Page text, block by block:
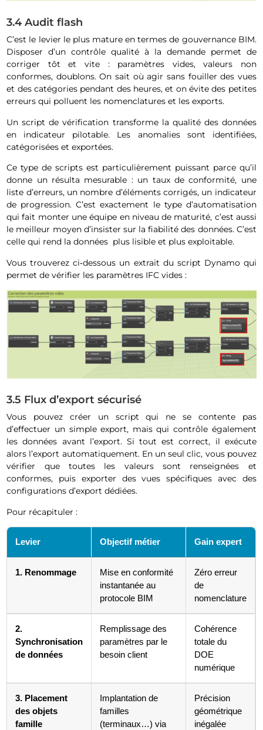
3.4 Audit flash
C’est le levier le plus mature en termes de gouvernance BIM.
Disposer d’un contrôle qualité à la demande permet de
corriger tôt et vite : paramètres vides, valeurs non
conformes, doublons. On sait où agir sans fouiller des vues
et des catégories pendant des heures, et on évite des petites
erreurs qui polluent les nomenclatures et les exports.
Un script de vérification transforme la qualité des données
en indicateur pilotable. Les anomalies sont identifiées,
catégorisées et exportées.
Ce type de scripts est particulièrement puissant parce qu’il
donne un résulta mesurable : un taux de conformité, une
liste d’erreurs, un nombre d’éléments corrigés, un indicateur
de progression. C’est exactement le type d’automatisation
qui fait monter une équipe en niveau de maturité, c’est aussi
le meilleur moyen d’insister sur la fiabilité des données. C’est
celle qui rend la données plus lisible et plus exploitable.
Vous trouverez ci‑dessous un extrait du script Dynamo qui
permet de vérifier les paramètres IFC vides :
3.5 Flux d’export sécurisé
Vous pouvez créer un script qui ne se contente pas
d’effectuer un simple export, mais qui contrôle également
les données avant l’export. Si tout est correct, il exécute
alors l’export automatiquement. En un seul clic, vous pouvez
vérifier que toutes les valeurs sont renseignées et
conformes, puis exporter des vues spécifiques avec des
configurations d’export dédiées.
Pour récapituler :
Levier Objectif métier Gain expert
1. Renommage
Mise en conformité
instantanée au
protocole BIM
Zéro erreur
de
nomenclature
2.
Synchronisation
de données
Remplissage des
paramètres par le
besoin client
Cohérence
totale du
DOE
numérique
3. Placement
des objets
famille
Implantation de
familles
(terminaux…) via
Précision
géométrique
inégalée